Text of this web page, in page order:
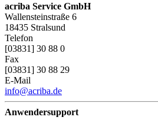
acriba Service GmbH
Wallensteinstraße 6
18435 Stralsund
Telefon
[03831] 30 88 0
Fax
[03831] 30 88 29
E-Mail
info@acriba.de
Anwendersupport